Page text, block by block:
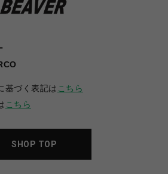
基づく表記は こちら
こちら
SHOP TOP